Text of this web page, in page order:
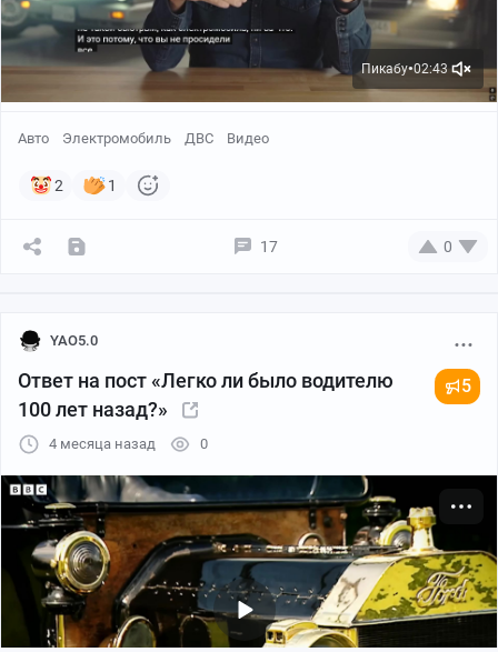
Пикабу●02:43
Авто Электромобиль ДВС Видео
2 1
17 0
YAO5.0
Ответ на пост «Легко ли было водителю
100 лет назад?»
5
4 месяца назад 0